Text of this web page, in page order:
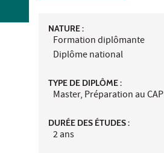
NATURE :
Formation diplômante
Diplôme national
TYPE DE DIPLÔME :
Master, Préparation au
DURÉE DES ÉTUDES :
2 ans